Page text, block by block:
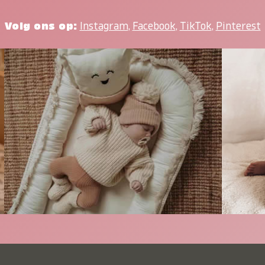
Volg ons op: Instagram, Facebook, TikTok, Pinterest